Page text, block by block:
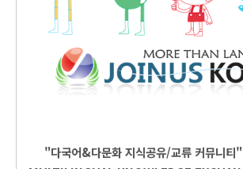
"다국어&다문화 지식공유/교류 커뮤니티